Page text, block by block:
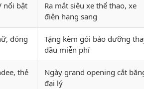
nổi bật
Ra mắt siêu xe thể thao, xe
điện hạng sang
đóng
Tặng kèm gói bảo dưỡng
dầu miễn phí
thẻ
Ngày grand opening cắt
đại lý